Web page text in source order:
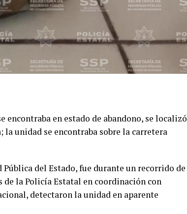
en estado de abandono, se localizó
la unidad se encontraba sobre la carretera
del Estado, fue durante un recorrido de
la Policía Estatal en coordinación con
detectaron la unidad en aparente